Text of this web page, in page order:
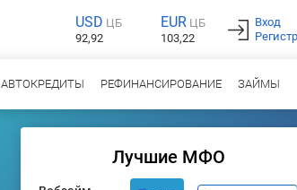
USD ЦБ
92,92
EUR ЦБ
103,22
Вход
АВТОКРЕДИТЫ РЕФИНАНСИРОВАНИЕ ЗАЙМЫ
Лучшие МФО